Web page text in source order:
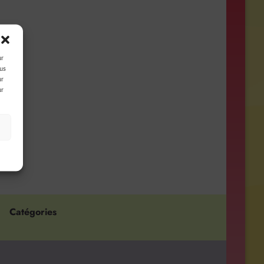
Catégories